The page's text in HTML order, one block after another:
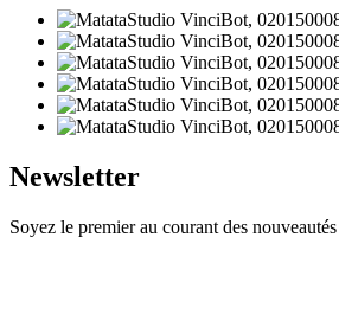
Newsletter
Soyez le premier au courant des